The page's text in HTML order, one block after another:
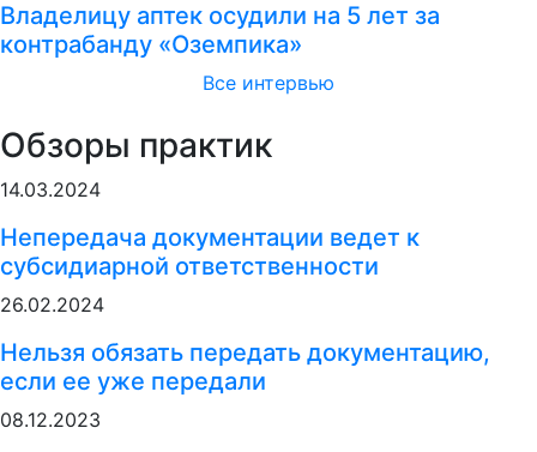
Владелицу аптек осудили на 5 лет за
контрабанду «Оземпика»
Все интервью
Обзоры практик
14.03.2024
Непередача документации ведет к
субсидиарной ответственности
26.02.2024
Нельзя обязать передать документацию,
если ее уже передали
08.12.2023